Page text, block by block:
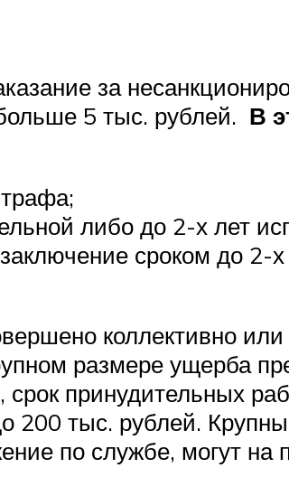
за
5 тыс. рублей. В
либо до 2-х лет
сроком до
коллективно
размере ущерба
принудительных
200 тыс. рублей.
по службе, могут на